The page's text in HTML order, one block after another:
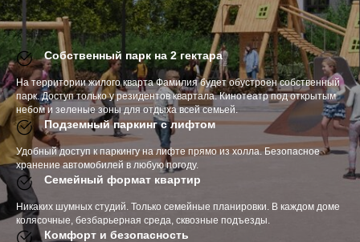
Собственный парк на 2 гектара
На территории жилого кварта Фамилия будет обустроен собственный
парк. Доступ только у резидентов квартала. Кинотеатр под открытым
небом и зеленые зоны для отдыха всей семьей.
Подземный паркинг с лифтом
Удобный доступ к паркингу на лифте прямо из холла. Безопасное
хранение автомобилей в любую погоду.
Семейный формат квартир
Никаких шумных студий. Только семейные планировки. В каждом доме
колясочные, безбарьерная среда, сквозные подъезды.
Комфорт и безопасность